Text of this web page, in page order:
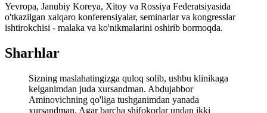
Yevropa, Janubiy Koreya, Xitoy va Rossiya Federatsiyasida
o'tkazilgan xalqaro konferensiyalar, seminarlar va kongresslar
ishtirokchisi - malaka va ko'nikmalarini oshirib bormoqda.
Sharhlar
Sizning maslahatingizga quloq solib, ushbu klinikaga
kelganimdan juda xursandman. Abdujabbor
Aminovichning qo'liga tushganimdan yanada
xursandman. Agar barcha shifokorlar undan ikki